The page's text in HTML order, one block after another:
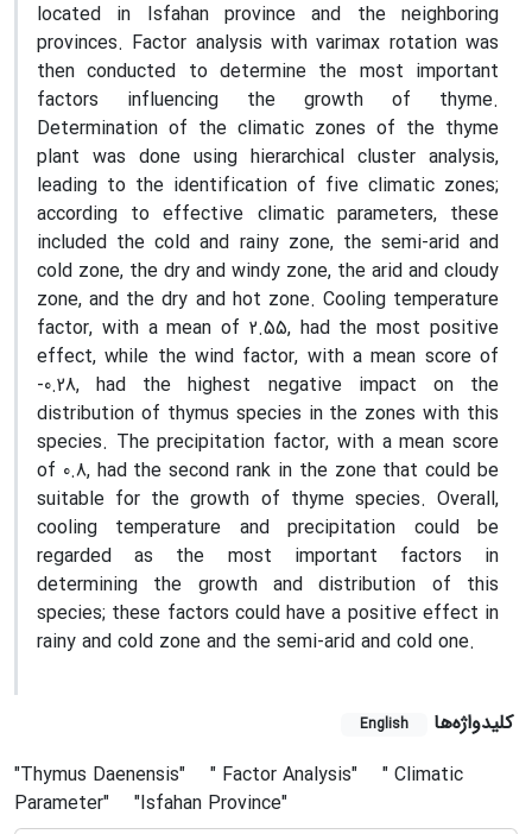
located in Isfahan province and the neighboring
provinces. Factor analysis with varimax rotation was
then conducted to determine the most important
factors influencing the growth of thyme.
Determination of the climatic zones of the thyme
plant was done using hierarchical cluster analysis,
leading to the identification of five climatic zones;
according to effective climatic parameters, these
included the cold and rainy zone, the semi-arid and
cold zone, the dry and windy zone, the arid and cloudy
zone, and the dry and hot zone. Cooling temperature
factor, with a mean of 2.55, had the most positive
effect, while the wind factor, with a mean score of
-0.28, had the highest negative impact on the
distribution of thymus species in the zones with this
species. The precipitation factor, with a mean score
of 0.8, had the second rank in the zone that could be
suitable for the growth of thyme species. Overall,
cooling temperature and precipitation could be
regarded as the most important factors in
determining the growth and distribution of this
species; these factors could have a positive effect in
rainy and cold zone and the semi-arid and cold one.
کلیدواژه‌ها English
"Thymus Daenensis" " Factor Analysis"
" Climatic
Parameter"
"Isfahan Province"